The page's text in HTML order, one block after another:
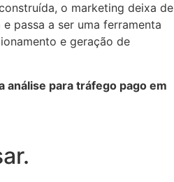
o marketing deixa de
passa a ser uma ferramenta
e geração de
análise para tráfego pago em